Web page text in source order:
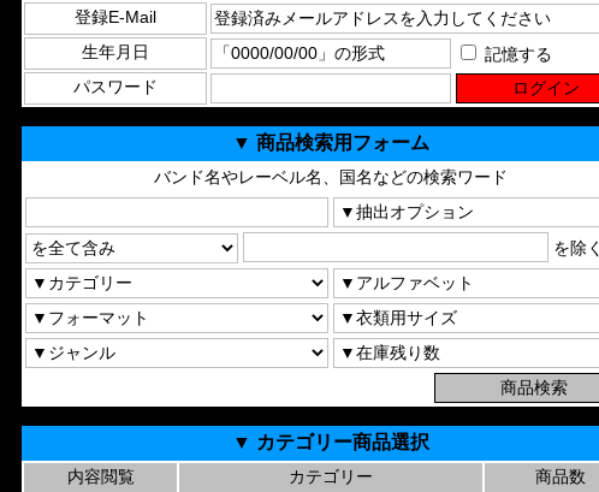
登録E-Mail
生年月日
記憶する
パスワード
▼ 商品検索用フォーム
バンド名やレーベル名、国名などの検索ワード
を除く
▼ カテゴリー商品選択
内容閲覧 カテゴリー
商品数